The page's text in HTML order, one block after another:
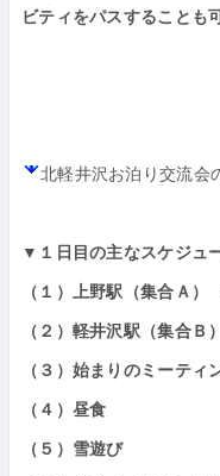
ビティをパスすることも
北軽井沢お泊り交流会
▼１日目の主なスケジュ
（１）上野駅（集合Ａ
（２）軽井沢駅（集合
（３）始まりのミーティ
（４）昼食
（５）雪遊び